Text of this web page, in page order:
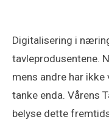
Digitalisering i
tavleprodusentene.
mens andre har ikke
tanke enda. Vårens
belyse dette